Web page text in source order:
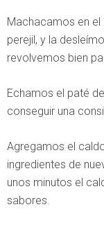
Machacamos en
perejil, y la
revolvemos bien
Echamos el paté
conseguir una
Agregamos el
ingredientes de
unos minutos el
sabores.